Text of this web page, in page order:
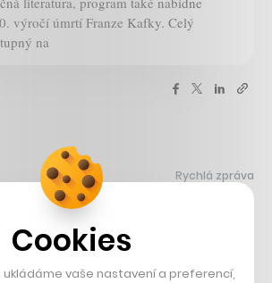
výročí úmrtí Franze Kafky. Celý
na
Rychlá zpráva
ČEZ si loni celkově
milionů korun, šéf
Cookies
ukládáme vaše nastavení a preferencí,